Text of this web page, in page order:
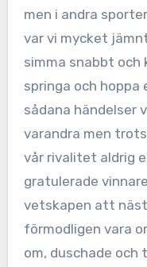
men i andra
var vi mycket
simma snabbt
springa och
sådana händelser
varandra men
vår rivalitet aldrig
gratulerade
vetskapen att
förmodligen vara
om, duschade och